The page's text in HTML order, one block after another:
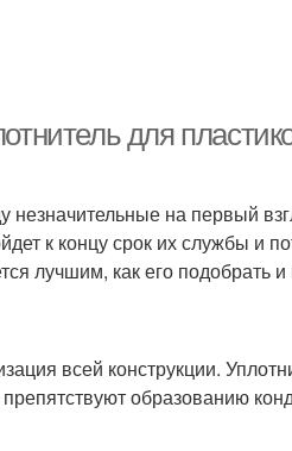
для
незначительные на первый
к концу срок их службы и
лучшим, как его подобрать
всей конструкции.
образованию